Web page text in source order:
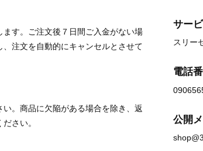
す。ご注文後７日間ご入金がない場
注文を自動的にキャンセルとさせて
。商品に欠陥がある場合を除き、返
さい。
サー
スリー
電話
公開